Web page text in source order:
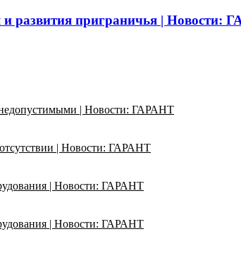
и развития приграничья | Новости:
недопустимыми | Новости: ГАРАНТ
| Новости: ГАРАНТ
| Новости: ГАРАНТ
| Новости: ГАРАНТ